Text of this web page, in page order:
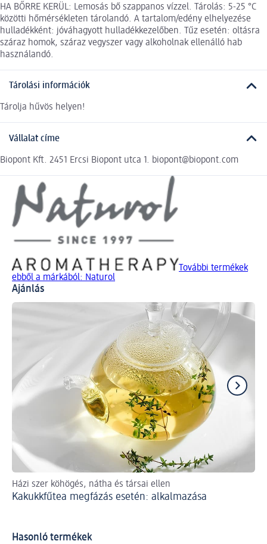
HA BŐRRE KERÜL: Lemosás bő szappanos vízzel. Tárolás: 5-25 °C
közötti hőmérsékleten tárolandó. A tartalom/edény elhelyezése
hulladékként: jóváhagyott hulladékkezelőben. Tűz esetén: oltásra
száraz homok, száraz vegyszer vagy alkoholnak ellenálló hab
használandó.
Tárolási információk
Tárolja hűvös helyen!
Vállalat címe
Biopont Kft. 2451 Ercsi Biopont utca 1. biopont@biopont.com
További termékek
ebből a márkából: Naturol
Ajánlás
Házi szer köhögés, nátha és társai ellen
Kakukkfűtea megfázás esetén: alkalmazása
Hasonló termékek